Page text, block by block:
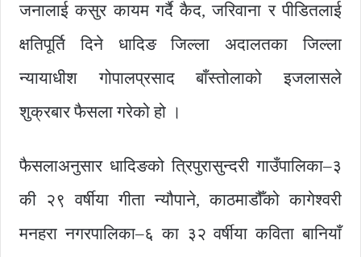
जनालाई कसुर कायम गर्दै कैद, जरिवाना र पीडितलाई
क्षतिपूर्ति दिने धादिङ जिल्ला अदालतका जिल्ला
न्यायाधीश गोपालप्रसाद बाँस्तोलाको इजलासले
शुक्रबार फैसला गरेको हो ।
फैसलाअनुसार धादिङको त्रिपुरासुन्दरी गाउँपालिका–३
की २९ वर्षीया गीता न्यौपाने, काठमाडौँको कागेश्वरी
मनहरा नगरपालिका–६ का ३२ वर्षीया कविता बानियाँ